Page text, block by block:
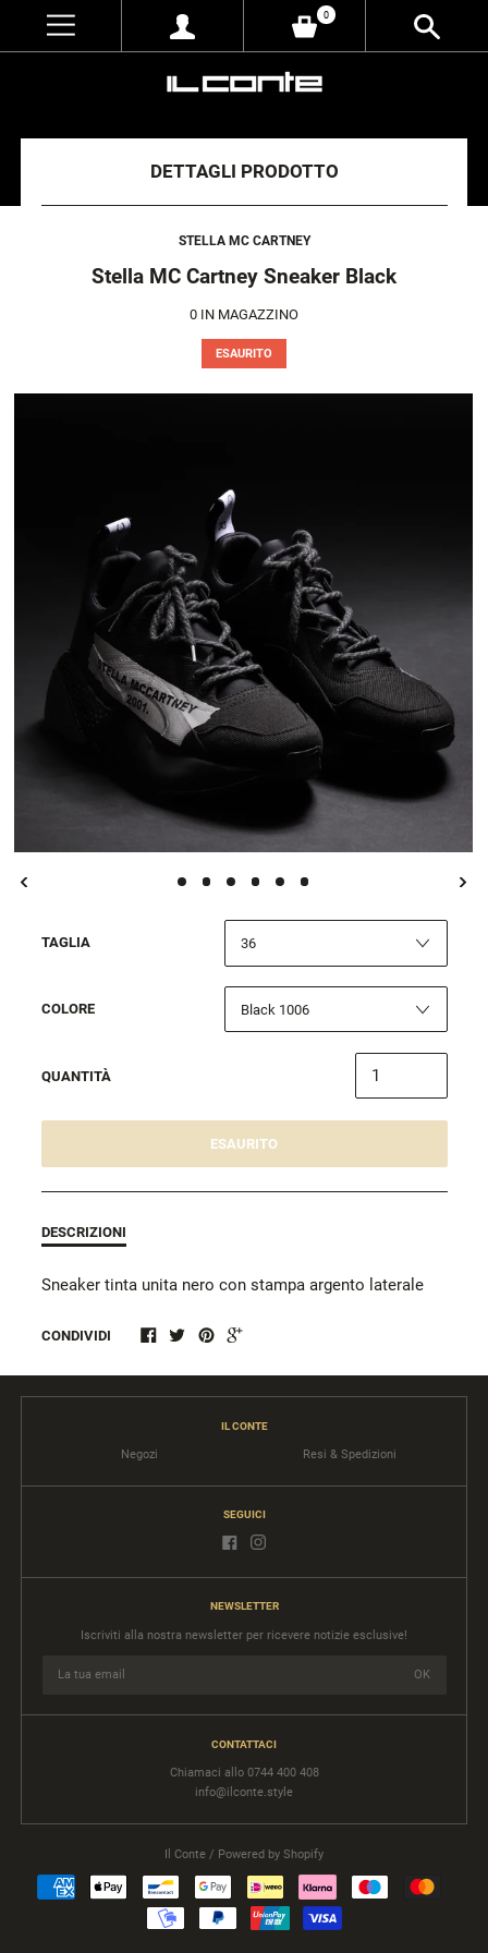
0
DETTAGLI PRODOTTO
STELLA MC CARTNEY
Stella MC Cartney Sneaker Black
0 IN MAGAZZINO
ESAURITO
TAGLIA
COLORE
QUANTITÀ
ESAURITO
DESCRIZIONI
Sneaker tinta unita nero con stampa argento laterale
CONDIVIDI
IL CONTE
Negozi Resi & Spedizioni
SEGUICI
NEWSLETTER
Iscriviti alla nostra newsletter per ricevere notizie esclusive!
CONTATTACI
Chiamaci allo 0744 400 408
info@ilconte.style
Il Conte / Powered by Shopify